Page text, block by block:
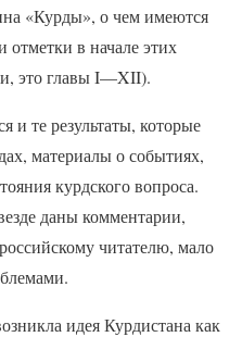
«Курды», о чем имеются
отметки в начале этих
это главыI—XII).
и те результаты, которые
материалы о событиях,
курдского вопроса.
даны комментарии,
читателю, мало
идея Курдистана как